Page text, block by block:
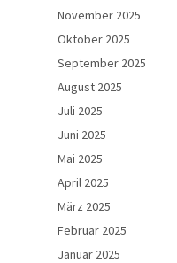
November 2025
Oktober 2025
September 2025
August 2025
Juli 2025
Juni 2025
Mai 2025
April 2025
März 2025
Februar 2025
Januar 2025